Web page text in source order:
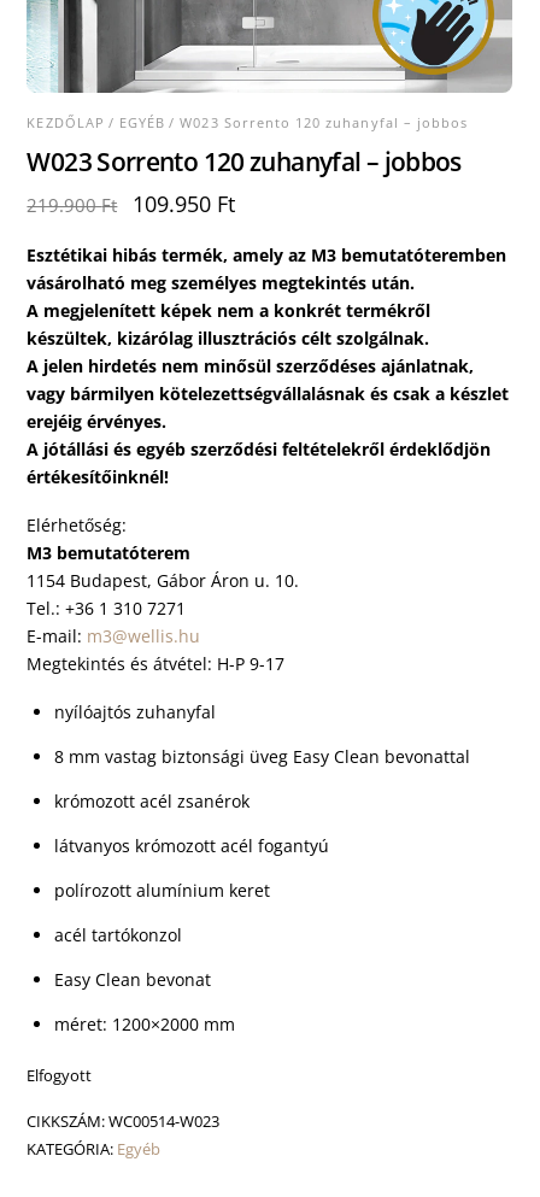
KEZDŐLAP / EGYÉB / W023 Sorrento 120 zuhanyfal – jobbos
W023 Sorrento 120 zuhanyfal – jobbos
219.900Ft
Original
was:
219.900 Ft.
109.950 FtCurrent
is:
109.950 Ft.
Esztétikai hibás termék, amely az M3 bemutatóteremben
vásárolható meg személyes megtekintés után.
A megjelenített képek nem a konkrét termékről
készültek, kizárólag illusztrációs célt szolgálnak.
A jelen hirdetés nem minősül szerződéses ajánlatnak,
vagy bármilyen kötelezettségvállalásnak és csak a készlet
erejéig érvényes.
A jótállási és egyéb szerződési feltételekről érdeklődjön
értékesítőinknél!
Elérhetőség:
M3 bemutatóterem
1154 Budapest, Gábor Áron u. 10.
Tel.: +36 1 310 7271
E-mail: m3@wellis.hu
Megtekintés és átvétel: H-P 9-17
nyílóajtós zuhanyfal
8 mm vastag biztonsági üveg Easy Clean bevonattal
krómozott acél zsanérok
látvanyos krómozott acél fogantyú
polírozott alumínium keret
acél tartókonzol
Easy Clean bevonat
méret: 1200×2000 mm
Elfogyott
CIKKSZÁM:WC00514-W023
KATEGÓRIA: Egyéb